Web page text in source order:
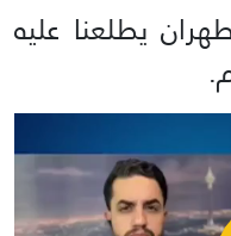
يطلعنا عليه